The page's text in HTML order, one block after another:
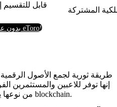
قابل للتقسيم
المشتركة
اشترِ بطاقات تداول NFT بدون عمولة مع eToro!
إنها توفر للاعبين والمستثمرين
من نوعها يمكن شراؤها وبيعها وتداولها على blockchain.